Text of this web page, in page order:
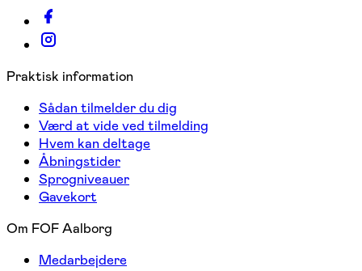
Praktisk information
Sådan tilmelder du dig
Værd at vide ved tilmelding
Hvem kan deltage
Åbningstider
Sprogniveauer
Gavekort
Om FOF Aalborg
Medarbejdere